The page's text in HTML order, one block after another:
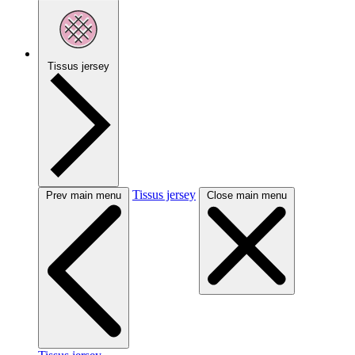
Tissus jersey
Prev main menu Tissus jersey Close main menu